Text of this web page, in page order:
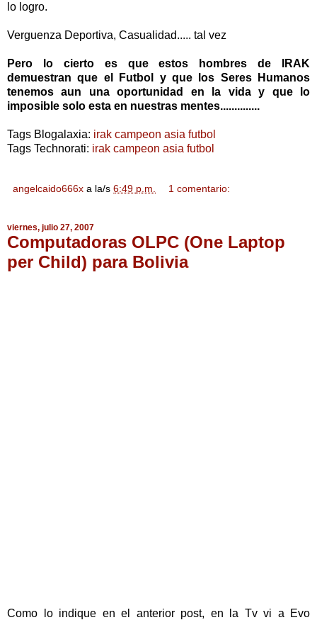
lo logro.
Verguenza Deportiva, Casualidad..... tal vez
Pero lo cierto es que estos hombres de IRAK
demuestran que el Futbol y que los Seres Humanos
tenemos aun una oportunidad en la vida y que lo
imposible solo esta en nuestras mentes..............
Tags Blogalaxia: irak campeon asia futbol
Tags Technorati: irak campeon asia futbol
angelcaido666x a la/s 6:49 p.m. 1 comentario:
viernes, julio 27, 2007
Computadoras OLPC (One Laptop
per Child) para Bolivia
Como lo indique en el anterior post, en la Tv vi a Evo